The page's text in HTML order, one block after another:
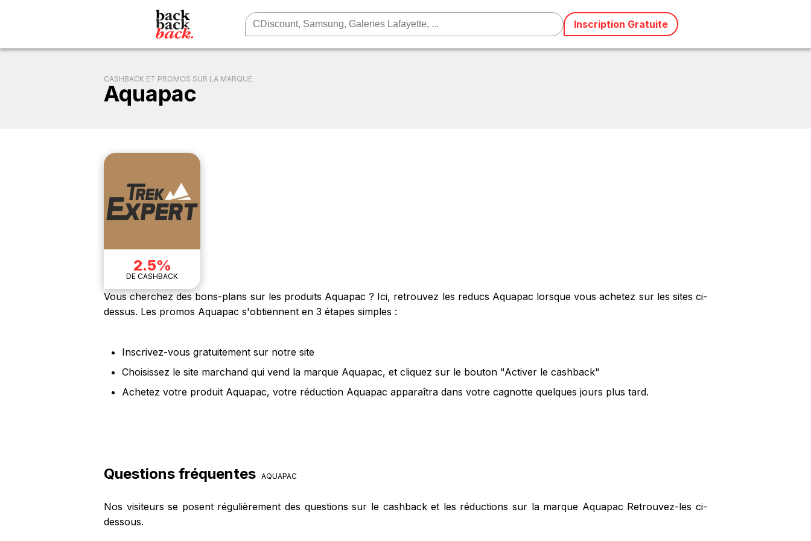
CASHBACK ET PROMOS SUR LA MARQUE
Aquapac
2.5%
DE CASHBACK
Vous cherchez des bons-plans sur les produits Aquapac ? Ici, retrouvez les reducs Aquapac lorsque vous achetez sur les sites ci-
dessus. Les promos Aquapac s'obtiennent en 3 étapes simples :
Inscrivez-vous gratuitement sur notre site
Choisissez le site marchand qui vend la marque Aquapac, et cliquez sur le bouton "Activer le cashback"
Achetez votre produit Aquapac, votre réduction Aquapac apparaîtra dans votre cagnotte quelques jours plus tard.
Questions fréquentes AQUAPAC
Nos visiteurs se posent régulièrement des questions sur le cashback et les réductions sur la marque Aquapac Retrouvez-les ci-
dessous.
Inscription Gratuite